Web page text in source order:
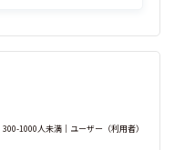
1000人未満｜ユーザー（利用者）